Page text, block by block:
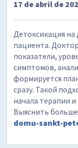
17 de abril de
Детоксикация на
пациента.
показатели,
симптомов,
формируется
сразу. Такой
начала терапии
Выяснить
domu-sankt-